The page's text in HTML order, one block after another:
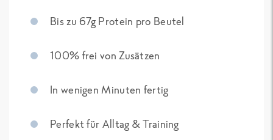
Bis zu 67g Protein pro Beutel
100% frei von Zusätzen
In wenigen Minuten fertig
Perfekt für Alltag & Training